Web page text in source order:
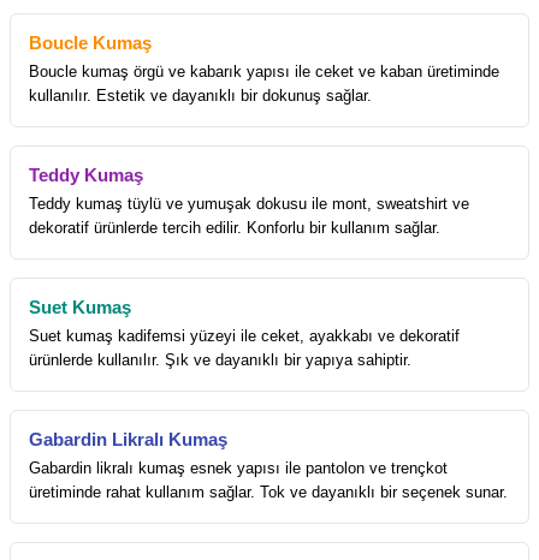
Boucle Kumaş
Boucle kumaş örgü ve kabarık yapısı ile ceket ve kaban üretiminde
kullanılır. Estetik ve dayanıklı bir dokunuş sağlar.
Teddy Kumaş
Teddy kumaş tüylü ve yumuşak dokusu ile mont, sweatshirt ve
dekoratif ürünlerde tercih edilir. Konforlu bir kullanım sağlar.
Suet Kumaş
Suet kumaş kadifemsi yüzeyi ile ceket, ayakkabı ve dekoratif
ürünlerde kullanılır. Şık ve dayanıklı bir yapıya sahiptir.
Gabardin Likralı Kumaş
Gabardin likralı kumaş esnek yapısı ile pantolon ve trençkot
üretiminde rahat kullanım sağlar. Tok ve dayanıklı bir seçenek sunar.